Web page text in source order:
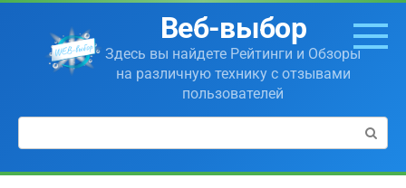
Перейти
контенту
Веб-выбор
Здесь вы найдете Рейтинги и Обзоры
на различную технику с отзывами
пользователей
Поиск: